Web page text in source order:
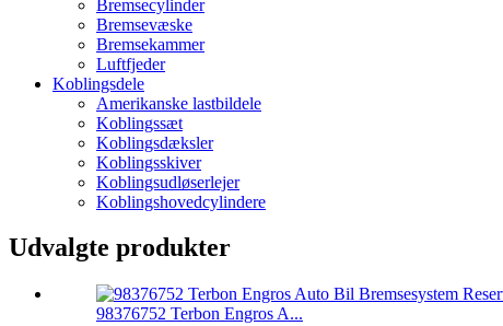
Bremsecylinder
Bremsevæske
Bremsekammer
Luftfjeder
Koblingsdele
Amerikanske lastbildele
Koblingssæt
Koblingsdæksler
Koblingsskiver
Koblingsudløserlejer
Koblingshovedcylindere
Udvalgte produkter
98376752 Terbon Engros A...